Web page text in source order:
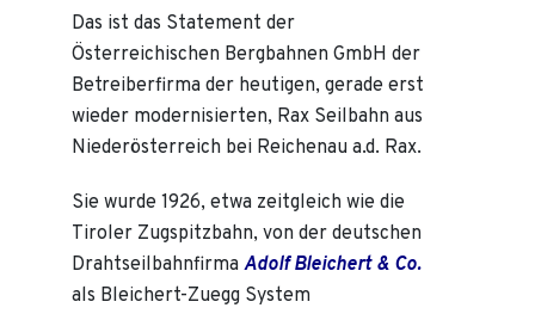
Das ist das Statement der
Österreichischen Bergbahnen GmbH der
Betreiberfirma der heutigen, gerade erst
wieder modernisierten, Rax Seilbahn aus
Niederösterreich bei Reichenau a.d. Rax.
Sie wurde 1926, etwa zeitgleich wie die
Tiroler Zugspitzbahn, von der deutschen
Drahtseilbahnfirma Adolf Bleichert & Co.
als Bleichert-Zuegg System